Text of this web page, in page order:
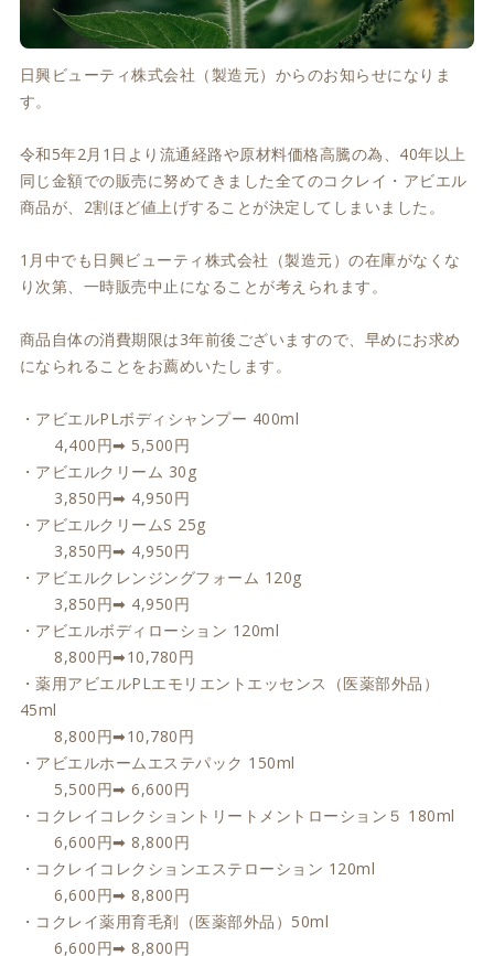
日興ビューティ株式会社（製造元）からのお知らせになりま
す。
令和5年2月1日より流通経路や原材料価格高騰の為、40年以上
同じ金額での販売に努めてきました全てのコクレイ・アビエル
商品が、2割ほど値上げすることが決定してしまいました。
1月中でも日興ビューティ株式会社（製造元）の在庫がなくな
り次第、一時販売中止になることが考えられます。
商品自体の消費期限は3年前後ございますので、早めにお求め
になられることをお薦めいたします。
・アビエルPLボディシャンプー 400ml
4,400円➡ 5,500円
・アビエルクリーム 30g
3,850円➡ 4,950円
・アビエルクリームS 25g
3,850円➡ 4,950円
・アビエルクレンジングフォーム 120g
3,850円➡ 4,950円
・アビエルボディローション 120ml
8,800円➡10,780円
・薬用アビエルPLエモリエントエッセンス（医薬部外品）
45ml
8,800円➡10,780円
・アビエルホームエステパック 150ml
5,500円➡ 6,600円
・コクレイコレクショントリートメントローション５ 180ml
6,600円➡ 8,800円
・コクレイコレクションエステローション 120ml
6,600円➡ 8,800円
・コクレイ薬用育毛剤（医薬部外品）50ml
6,600円➡ 8,800円